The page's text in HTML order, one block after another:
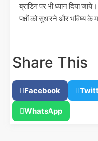
ब्रांडिंग पर भी ध्यान दिया
पक्षों को सुधारने और भविष्य के
Share This
Facebook
WhatsApp